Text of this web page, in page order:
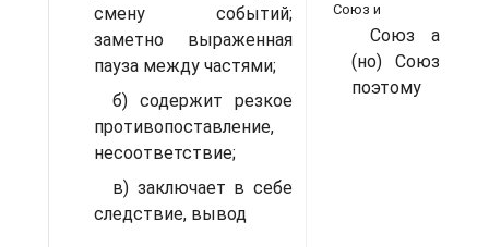
смену событий;
заметно выраженная
пауза между частями;
б) содержит резкое
противопоставление,
несоответствие;
в) заключает в себе
следствие, вывод
Союз и
Союз а
(но) Союз
поэтому